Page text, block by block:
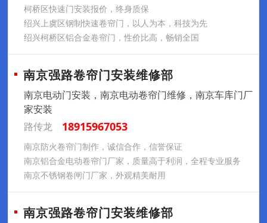
柯桥区快速门安装报价，终身质保
绍兴上虞区钢制快速卷帘门，以人为本，科技为先
绍兴柯桥区铝合金卷帘门，性价比高，畅销全国
南京强路卷帘门安装维修部
南京电动门安装，南京电动卷帘门维修，南京车库门厂
家安装
路传龙
18915967053
南京防火卷帘门制作，诚信合作，信誉保证
南京铝合金电动卷帘门厂家，质量高于利润，全程专业服务
南京不锈钢卷闸门厂家，外观精美耐用
南京强路卷帘门安装维修部